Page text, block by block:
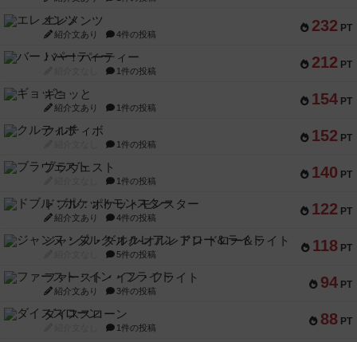
232 PT
エレメンツ
紹介文あり 4件の投稿
212 PT
バー！パーティー
1件の投稿
154 PT
ギョッと
紹介文あり 1件の投稿
152 PT
クルティボ
1件の投稿
140 PT
ブラヴェスト
1件の投稿
122 PT
ドブル：ポケットモンスター
紹介文あり 4件の投稿
118 PT
ジャンヌ・ダルク-オルレアン ドロー＆ライト
5件の投稿
94 PT
ファースト・イン・フライト
紹介文あり 3件の投稿
88 PT
ダイススローン
1件の投稿